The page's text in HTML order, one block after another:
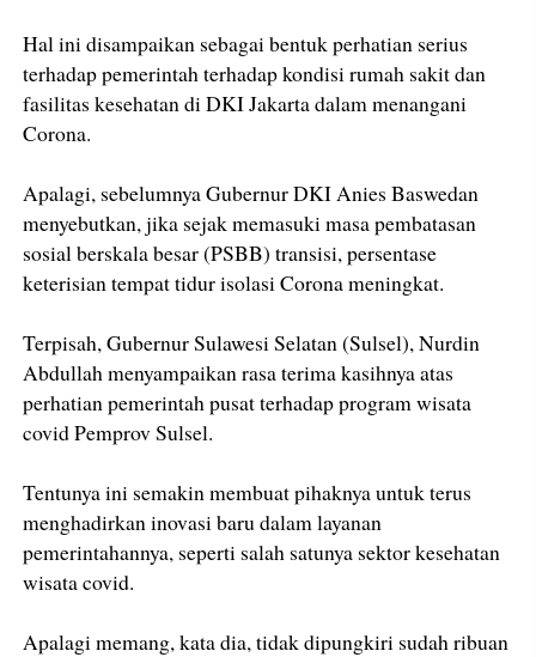
Hal ini disampaikan sebagai bentuk perhatian serius
terhadap pemerintah terhadap kondisi rumah sakit dan
fasilitas kesehatan di DKI Jakarta dalam menangani
Corona.
Apalagi, sebelumnya Gubernur DKI Anies Baswedan
menyebutkan, jika sejak memasuki masa pembatasan
sosial berskala besar (PSBB) transisi, persentase
keterisian tempat tidur isolasi Corona meningkat.
Terpisah, Gubernur Sulawesi Selatan (Sulsel), Nurdin
Abdullah menyampaikan rasa terima kasihnya atas
perhatian pemerintah pusat terhadap program wisata
covid Pemprov Sulsel.
Tentunya ini semakin membuat pihaknya untuk terus
menghadirkan inovasi baru dalam layanan
pemerintahannya, seperti salah satunya sektor kesehatan
wisata covid.
Apalagi memang, kata dia, tidak dipungkiri sudah ribuan